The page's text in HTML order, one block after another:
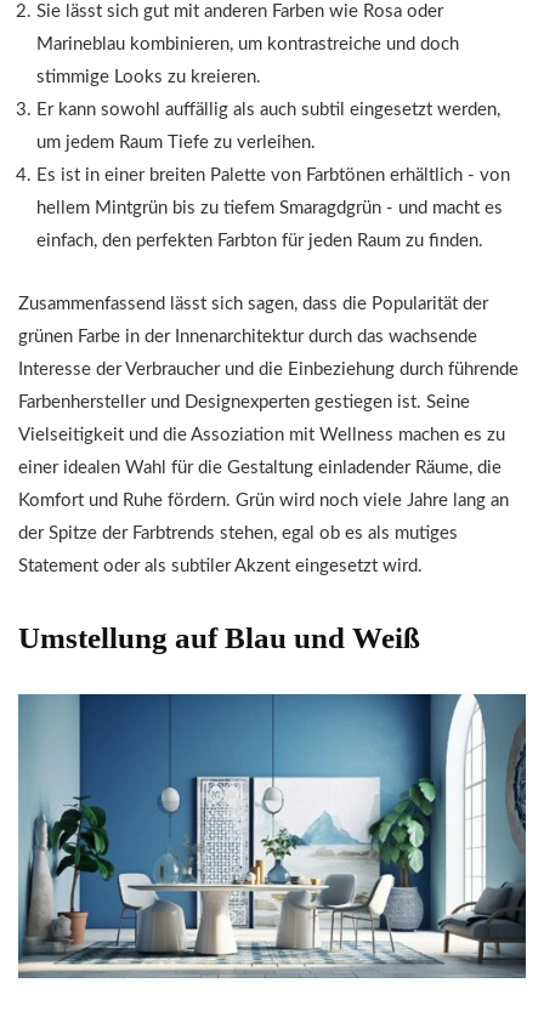
Sie lässt sich gut mit anderen Farben wie Rosa oder
Marineblau kombinieren, um kontrastreiche und doch
stimmige Looks zu kreieren.
Er kann sowohl auffällig als auch subtil eingesetzt werden,
um jedem Raum Tiefe zu verleihen.
Es ist in einer breiten Palette von Farbtönen erhältlich - von
hellem Mintgrün bis zu tiefem Smaragdgrün - und macht es
einfach, den perfekten Farbton für jeden Raum zu finden.
Zusammenfassend lässt sich sagen, dass die Popularität der
grünen Farbe in der Innenarchitektur durch das wachsende
Interesse der Verbraucher und die Einbeziehung durch führende
Farbenhersteller und Designexperten gestiegen ist. Seine
Vielseitigkeit und die Assoziation mit Wellness machen es zu
einer idealen Wahl für die Gestaltung einladender Räume, die
Komfort und Ruhe fördern. Grün wird noch viele Jahre lang an
der Spitze der Farbtrends stehen, egal ob es als mutiges
Statement oder als subtiler Akzent eingesetzt wird.
Umstellung auf Blau und Weiß